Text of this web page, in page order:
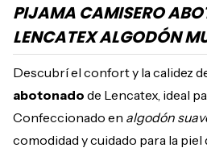
PIJAMA CAMISERO
LENCATEX ALGODÓN
Descubrí el confort y la calidez
abotonado de Lencatex, ideal
Confeccionado en algodón
comodidad y cuidado para la piel